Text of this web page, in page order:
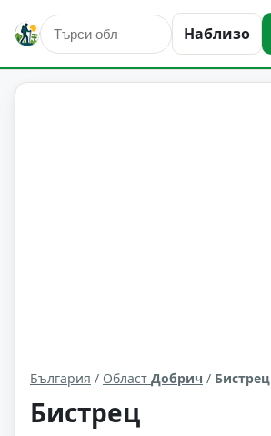
Наблизо
Бистрец Област: Добрич
България / Област Добрич / Бистрец
Бистрец